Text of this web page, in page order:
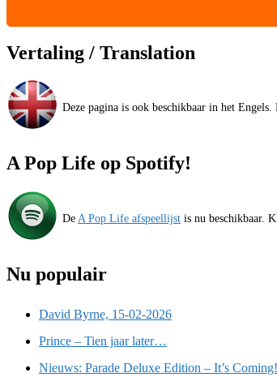
Vertaling / Translation
Deze pagina is ook beschikbaar in het
A Pop Life op Spotify!
De A Pop Life afspeellijst is nu beschikbaar.
Nu populair
David Byrne, 15-02-2026
Prince – Tien jaar later…
Nieuws: Parade Deluxe Edition – It’s Coming!